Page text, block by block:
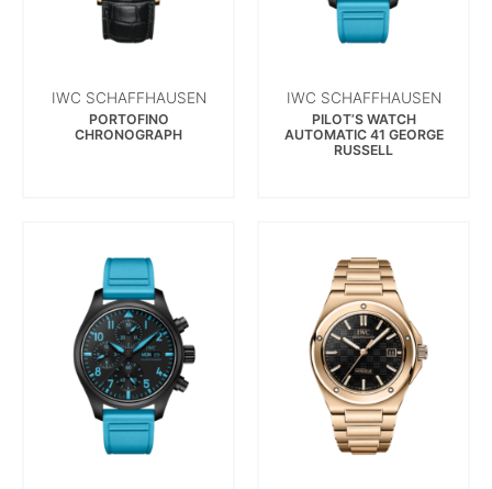
IWC SCHAFFHAUSEN
PORTOFINO
CHRONOGRAPH
IWC SCHAFFHAUSEN
PILOT’S WATCH
AUTOMATIC 41 GEORGE
RUSSELL